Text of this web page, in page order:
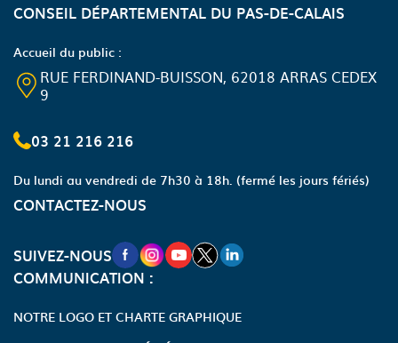
CONSEIL DÉPARTEMENTAL DU PAS-DE-CALAIS
Accueil du public :
RUE FERDINAND-BUISSON, 62018 ARRAS CEDEX
9
03 21 216 216
Du lundi au vendredi de 7h30 à 18h. (fermé les jours fériés)
CONTACTEZ-NOUS
SUIVEZ-NOUSNOUVELLE FENÊTRE VERS LA PAGE
NOUVELLE FENÊTRE VERS LA
NOUVELLE FENÊTRE VERS LA
NOUVELLE FENÊTRE VERS
NOUVELLE FENÊTRE
COMMUNICATION :
NOTRE LOGO ET CHARTE GRAPHIQUE